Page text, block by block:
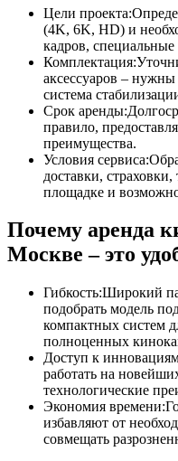
Цели
(4K, 6K, HD) и
кадров,
аксессуаров –
система
Срок
правило,
преимущества.
Условия
доставки,
площадке и
Почему аренда
Москве – это
Гибкость:Широкий
подобрать модель
компактных систем
полноценных
Доступ к
работать на
технологические
Экономия
избавляют от
совмещать